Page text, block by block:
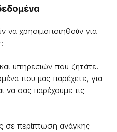
να χρησιμοποιηθούν για
υπηρεσιών που ζητάτε:
που μας παρέχετε, για
να σας παρέχουμε τις
σε περίπτωση ανάγκης